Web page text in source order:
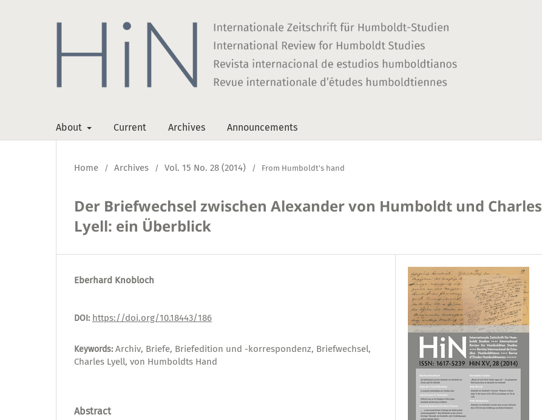
About Current Archives Announcements
Home / Archives / Vol. 15 No. 28 (2014) / From Humboldt's hand
Der Briefwechsel zwischen Alexander von Humboldt und Charles
Lyell: ein Überblick
Eberhard Knobloch
DOI: https://doi.org/10.18443/186
Keywords: Archiv, Briefe, Briefedition und -korrespondenz, Briefwechsel,
Charles Lyell, von Humboldts Hand
Abstract